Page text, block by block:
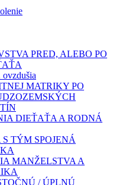
PRED, ALEBO PO
MATRIKY PO
DIEŤAŤA A RODNÁ
TÝM SPOJENÁ
MANŽELSTVA A
/ ÚPLNÚ